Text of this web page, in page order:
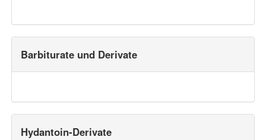
Barbiturate und Derivate
Hydantoin-Derivate